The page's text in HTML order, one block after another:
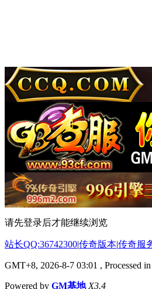
请先登录后才能继续浏览
站长QQ:36742300|传奇版本|传奇服
GMT+8, 2026-8-7 03:01 , Processed
Powered by GM基地 X3.4